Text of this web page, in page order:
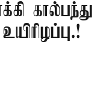
கால்பந்து